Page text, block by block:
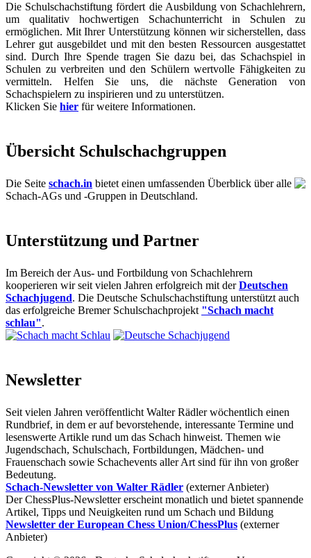
Die Schulschachstiftung fördert die Ausbildung von Schachlehrern,
um qualitativ hochwertigen Schachunterricht in Schulen zu
ermöglichen. Mit Ihrer Unterstützung können wir sicherstellen, dass
Lehrer gut ausgebildet und mit den besten Ressourcen ausgestattet
sind. Durch Ihre Spende tragen Sie dazu bei, das Schachspiel in
Schulen zu verbreiten und den Schülern wertvolle Fähigkeiten zu
vermitteln. Helfen Sie uns, die nächste Generation von
Schachspielern zu inspirieren und zu unterstützen.
Klicken Sie hier für weitere Informationen.
Übersicht Schulschachgruppen
Die Seite schach.in bietet einen umfassenden Überblick über alle
Schach-AGs und -Gruppen in Deutschland.
Unterstützung und Partner
Im Bereich der Aus- und Fortbildung von Schachlehrern
kooperieren wir seit vielen Jahren erfolgreich mit derDeutschen
Schachjugend. Die Deutsche Schulschachstiftung unterstützt auch
das erfolgreiche Bremer Schulschachprojekt "Schach macht
schlau".
Newsletter
Seit vielen Jahren veröffentlicht Walter Rädler wöchentlich einen
Rundbrief, in dem er auf bevorstehende, interessante Termine und
lesenswerte Artikle rund um das Schach hinweist. Themen wie
Jugendschach, Schulschach, Fortbildungen, Mädchen- und
Frauenschach sowie Schachevents aller Art sind für ihn von großer
Bedeutung.
Schach-Newsletter von Walter Rädler (externer Anbieter)
Der ChessPlus-Newsletter erscheint monatlich und bietet spannende
Artikel, Tipps und Neuigkeiten rund um Schach und Bildung
Newsletter der European Chess Union/ChessPlus (externer
Anbieter)